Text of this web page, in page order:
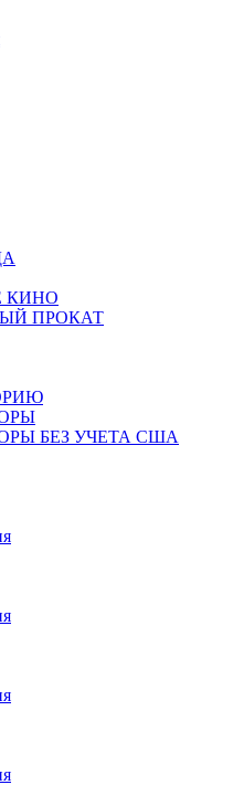
КИНО
ПРОКАТ
БЕЗ УЧЕТА США